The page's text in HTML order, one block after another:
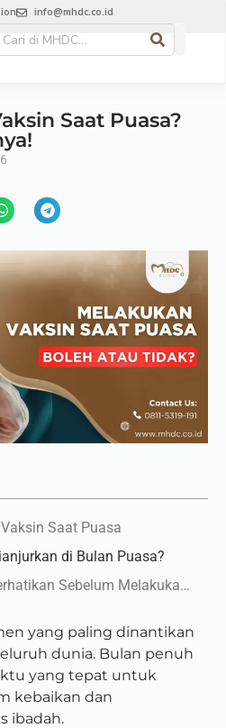
info@mhdc.co.id
Saat Puasa?
Saat Puasa
di Bulan Puasa?
Hal yang Perlu Diperhatikan Sebelum Melakukan Vaksinasi Saat Ramadan
yang paling dinantikan
dunia. Bulan penuh
yang tepat untuk
kebaikan dan
ibadah.